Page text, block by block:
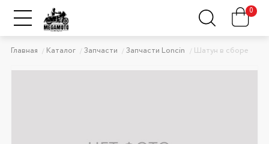
0
Главная Каталог Запчасти Запчасти Loncin Шатун в сборе